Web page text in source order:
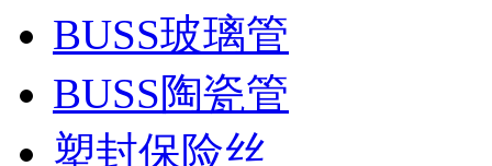
BUSS玻璃管
BUSS陶瓷管
塑封保险丝